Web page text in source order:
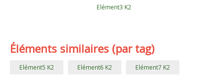
Elément3 K2
Éléments similaires (par tag)
Elément5 K2 Elément6 K2 Elément7 K2